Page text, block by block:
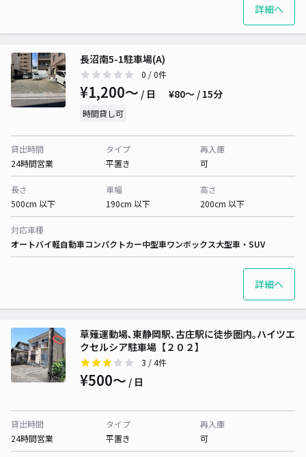
詳細へ
長沼南5-1駐車場(A)
0 / 0件
¥1,200〜 / 日 ¥80〜 / 15分
時間貸し可
貸出時間
24時間営業
タイプ
平置き
再入庫
可
長さ
500cm 以下
車幅
190cm 以下
高さ
200cm 以下
対応車種
オートバイ軽自動車コンパクトカー中型車ワンボックス大型車・SUV
詳細へ
草薙運動場､東静岡駅､古庄駅に徒歩圏内｡ハイツエ
クセルシア駐車場【２０２】
3 / 4件
¥500〜 / 日
貸出時間
24時間営業
タイプ
平置き
再入庫
可